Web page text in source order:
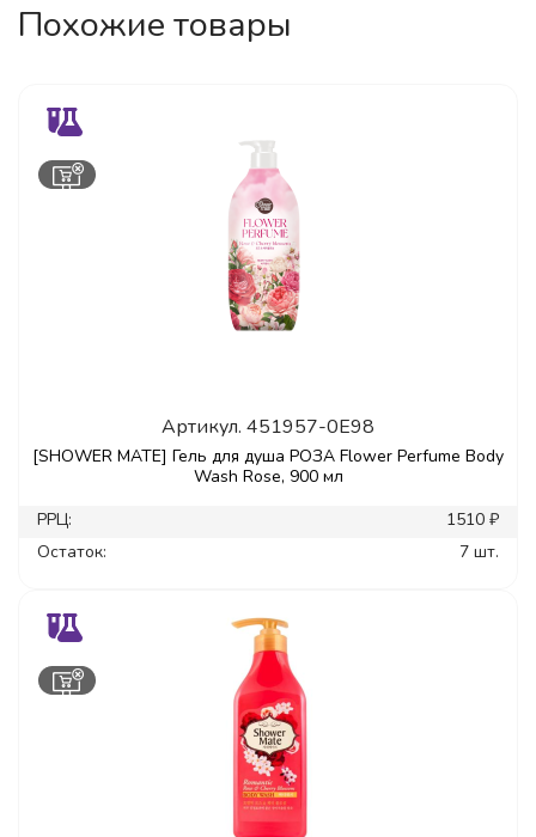
Похожие товары
Артикул. 451957-0E98
[SHOWER MATE] Гель для душа РОЗА Flower Perfume Body
Wash Rose, 900 мл
РРЦ:
1510 ₽
Остаток:
7 шт.